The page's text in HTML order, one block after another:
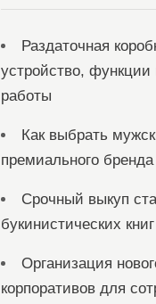
Раздаточная
устройство, функции
работы
Как выбрать
премиального бренда
Срочный выкуп
букинистических книг
Организация
корпоративов для